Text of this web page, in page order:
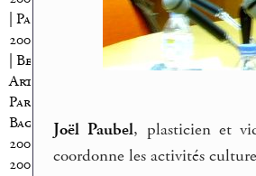
| Pantin
2005/2007
| Beaux
Arts
Paris
Bagnolet
2008-
2009
Joël Paubel, plasticien et
coordonne les activités